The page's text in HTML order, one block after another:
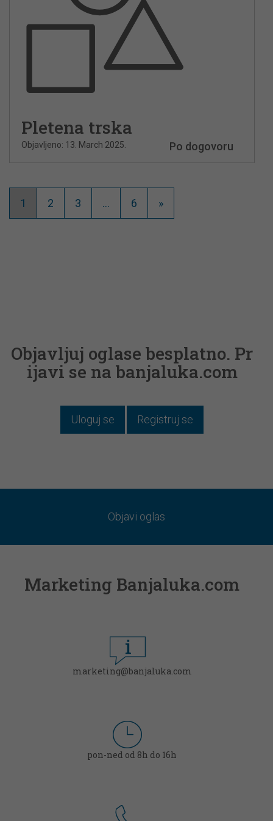
Pletena trska
Objavljeno: 13. March 2025. Po dogovoru
1 2 3 … 6 »
Objavljuj oglase besplatno. Pr
ijavi se na banjaluka.com
Uloguj se Registruj se
Objavi oglas
Marketing Banjaluka.com
marketing@banjaluka.com
pon-ned od 8h do 16h